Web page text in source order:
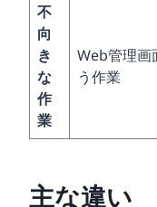
不
向
き
な
作
業
Web管理画
う作業
主な違い